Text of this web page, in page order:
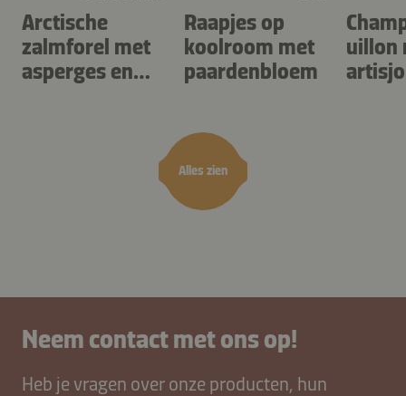
Alles zien
Arctische
zalmforel met
asperges en
Raapjes op
koolroom met
paardenbloem
uillon
Neem contact met ons op!
Heb je vragen over onze producten, hun